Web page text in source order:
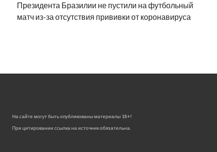
Президента Бразилии не пустили на футбольный
матч из-за отсутствия прививки от коронавируса
На сайте могут быть опубликованы материалы 18+!
При цитировании ссылка на источник обязательна.